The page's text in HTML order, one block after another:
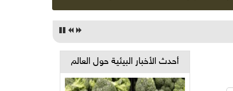
أحدث الأخبار البيئية حول العالم